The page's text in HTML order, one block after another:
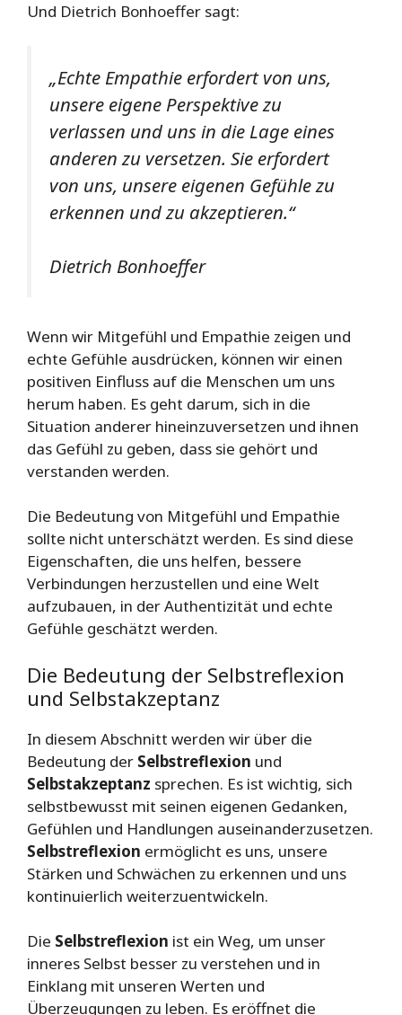
Und Dietrich Bonhoeffer sagt:
„Echte Empathie erfordert von uns,
unsere eigene Perspektive zu
verlassen und uns in die Lage eines
anderen zu versetzen. Sie erfordert
von uns, unsere eigenen Gefühle zu
erkennen und zu akzeptieren.“
Dietrich Bonhoeffer
Wenn wir Mitgefühl und Empathie zeigen und
echte Gefühle ausdrücken, können wir einen
positiven Einfluss auf die Menschen um uns
herum haben. Es geht darum, sich in die
Situation anderer hineinzuversetzen und ihnen
das Gefühl zu geben, dass sie gehört und
verstanden werden.
Die Bedeutung von Mitgefühl und Empathie
sollte nicht unterschätzt werden. Es sind diese
Eigenschaften, die uns helfen, bessere
Verbindungen herzustellen und eine Welt
aufzubauen, in der Authentizität und echte
Gefühle geschätzt werden.
Die Bedeutung der Selbstreflexion
und Selbstakzeptanz
In diesem Abschnitt werden wir über die
Bedeutung der Selbstreflexion und
Selbstakzeptanz sprechen. Es ist wichtig, sich
selbstbewusst mit seinen eigenen Gedanken,
Gefühlen und Handlungen auseinanderzusetzen.
Selbstreflexion ermöglicht es uns, unsere
Stärken und Schwächen zu erkennen und uns
kontinuierlich weiterzuentwickeln.
Die Selbstreflexion ist ein Weg, um unser
inneres Selbst besser zu verstehen und in
Einklang mit unseren Werten und
Überzeugungen zu leben. Es eröffnet die